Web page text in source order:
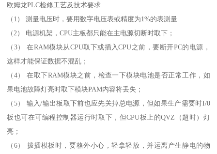
欧姆龙PLC检修工艺及技术要求
（1） 测量电压时，要用数字电压表或精度为1%的表测量
（2） 电源机架，CPU主板都只能在主电源切断时取下；
（3） 在RAM模块从CPU取下或插入CPU之前，要断开PC的电源，
这样才能保证数据不混乱；
（4） 在取下RAM模块之前，检查一下模块电池是否正常工作，如
果电池故障灯亮时取下模块PAM内容将丢失；
（5） 输入/输出板取下前也应先关掉总电源，但如果生产需要时I/0
板也可在可编程控制器运行时取下，但CPU板上的QVZ（超时）灯
亮；
（6） 拨插模板时，要格外小心，轻拿轻放，并运离产生静电的物